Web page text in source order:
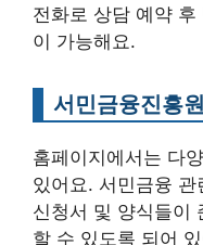
전화로 상담 예약
이 가능해요.
서민금융진흥
홈페이지에서는 다
있어요. 서민금융
신청서 및 양식들이
할 수 있도록 되어